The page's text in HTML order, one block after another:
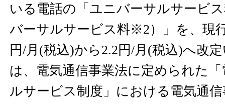
いる電話の「ユニバーサルサービ
バーサルサービス料※2）」を、現
円/月(税込)から2.2円/月(税込)へ改
は、電気通信事業法に定められた
ルサービス制度」における電気通